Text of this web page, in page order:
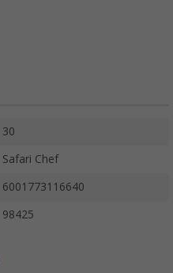
30
Safari Chef
6001773116640
98425